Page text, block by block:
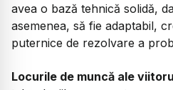
avea o bază tehnică solidă,
asemenea, să fie adaptabil,
puternice de rezolvare a
Locurile de muncă ale